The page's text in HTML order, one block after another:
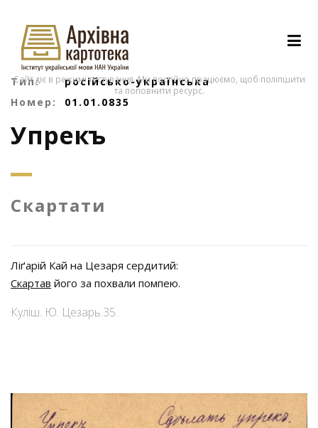
Сайт діє в режимі тестування. Ми постійно працюємо, щоб поліпшити
та поповнити ресурс.
Тип:
російсько-українська
Номер:
01.01.0835
Упрекъ
Скартати
Ліґарій Кай на Цезаря сердитий:
Скартав його за похвали помпею.
Куліш. Ю. Цезарь.35.